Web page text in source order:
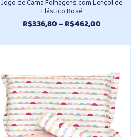
Jogo de Cama Folhagens com Lençol de
Elástico Rosé
R$336,80–R$462,00Faixa
preço:
R$462,00